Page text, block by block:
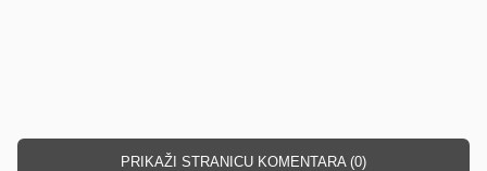
PRIKAŽI STRANICU KOMENTARA (0)